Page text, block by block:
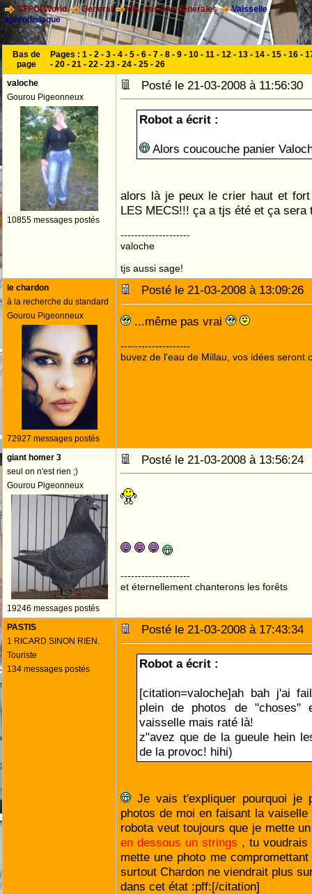
CFPOI World General discussions générales
Vaisselle
aphrodisiaque
Bas de
page
Pages : 1 - 2 - 3 - 4 - 5 - 6 - 7 - 8 - 9 - 10 - 11 - 12 - 13 - 14 - 15 - 16 -
- 20 - 21 - 22 - 23 - 24 - 25 - 26
valoche
Gourou Pigeonneux
10855 messages postés
Posté le 21-03-2008 à
Robot a écrit :
Alors coucouche panier
alors là je peux le crier haut et
LES MECS!!! ça a tjs été et ça
--------------------
valoche
tjs aussi sage!
le chardon
à la recherche du standard
Gourou Pigeonneux
72927 messages postés
Posté le 21-03-2008 à
...même pas vrai
--------------------
buvez de l'eau de Millau, vos idées seront
giant homer 3
seul on n'est rien ;)
Gourou Pigeonneux
19246 messages postés
Posté le 21-03-2008 à
--------------------
et éternellement chanterons les forêts
PASTIS
1 RICARD SINON RIEN.
Touriste
134 messages postés
Posté le 21-03-2008 à
Robot a écrit :
[citation=valoche]ah bah j'ai
plein de photos de
vaisselle mais raté là!
z"avez que de la gueule hein
de la provoc! hihi)
Je vais t'expliquer pourquoi je
photos de moi en faisant la
robota veut toujours que je mette
en dessous un strings , tu voudrais
mette une photo me compromettant
surtout Chardon ne viendrait plus
dans cet état :pff:[/citation]